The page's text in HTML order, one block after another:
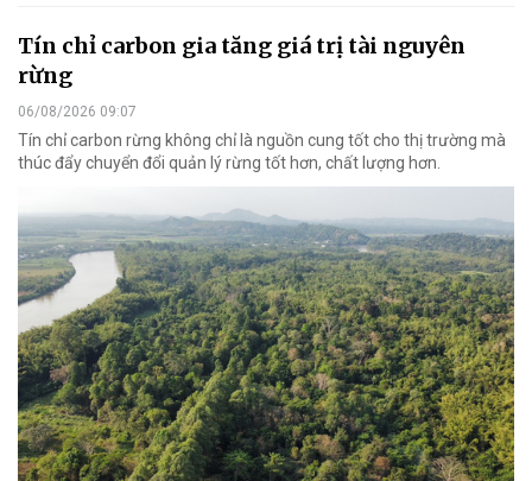
Tín chỉ carbon gia tăng giá trị tài nguyên
rừng
06/08/2026 09:07
Tín chỉ carbon rừng không chỉ là nguồn cung tốt cho thị trường mà
thúc đẩy chuyển đổi quản lý rừng tốt hơn, chất lượng hơn.